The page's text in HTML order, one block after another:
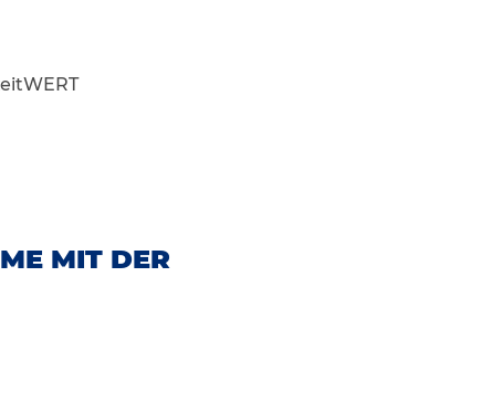
MIT DER